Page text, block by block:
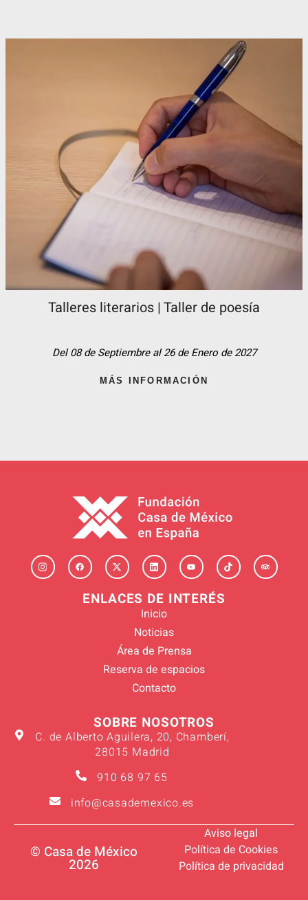
Talleres literarios | Taller de poesía
Del 08 de Septiembre al 26 de Enero de 2027
MÁS INFORMACIÓN
ENLACES DE INTERÉS
Inicio
Noticias
Área de Prensa
Reserva de espacios
Contacto
SOBRE NOSOTROS
C. de Alberto Aguilera, 20, Chamberí,
28015 Madrid
910 68 97 65
info@casademexico.es
© Casa de México
2026
Aviso legal
Política de Cookies
Política de privacidad